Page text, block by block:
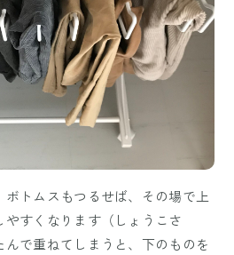
ボトムスもつるせば、その場で上
すくなります（しょうこさ
で重ねてしまうと、下のものを